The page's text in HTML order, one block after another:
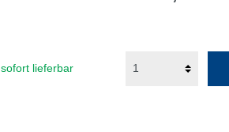
sofort lieferbar